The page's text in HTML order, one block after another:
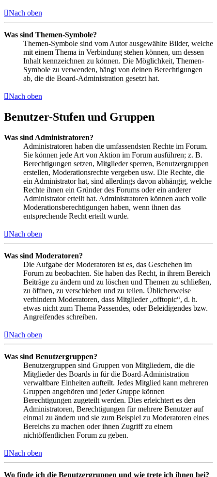
Nach oben
Was sind Themen-Symbole?
Themen-Symbole sind vom Autor ausgewählte Bilder, welche
mit einem Thema in Verbindung stehen können, um dessen
Inhalt kennzeichnen zu können. Die Möglichkeit, Themen-
Symbole zu verwenden, hängt von deinen Berechtigungen
ab, die die Board-Administration gesetzt hat.
Nach oben
Benutzer-Stufen und Gruppen
Was sind Administratoren?
Administratoren haben die umfassendsten Rechte im Forum.
Sie können jede Art von Aktion im Forum ausführen; z. B.
Berechtigungen setzen, Mitglieder sperren, Benutzergruppen
erstellen, Moderationsrechte vergeben usw. Die Rechte, die
ein Administrator hat, sind allerdings davon abhängig, welche
Rechte ihnen ein Gründer des Forums oder ein anderer
Administrator erteilt hat. Administratoren können auch volle
Moderationsberechtigungen haben, wenn ihnen das
entsprechende Recht erteilt wurde.
Nach oben
Was sind Moderatoren?
Die Aufgabe der Moderatoren ist es, das Geschehen im
Forum zu beobachten. Sie haben das Recht, in ihrem Bereich
Beiträge zu ändern und zu löschen und Themen zu schließen,
zu öffnen, zu verschieben und zu teilen. Üblicherweise
verhindern Moderatoren, dass Mitglieder „offtopic“, d. h.
etwas nicht zum Thema Passendes, oder Beleidigendes bzw.
Angreifendes schreiben.
Nach oben
Was sind Benutzergruppen?
Benutzergruppen sind Gruppen von Mitgliedern, die die
Mitglieder des Boards in für die Board-Administration
verwaltbare Einheiten aufteilt. Jedes Mitglied kann mehreren
Gruppen angehören und jeder Gruppe können
Berechtigungen zugeteilt werden. Dies erleichtert es den
Administratoren, Berechtigungen für mehrere Benutzer auf
einmal zu ändern und sie zum Beispiel zu Moderatoren eines
Bereichs zu machen oder ihnen Zugriff zu einem
nichtöffentlichen Forum zu geben.
Nach oben
Wo finde ich die Benutzergruppen und wie trete ich ihnen bei?